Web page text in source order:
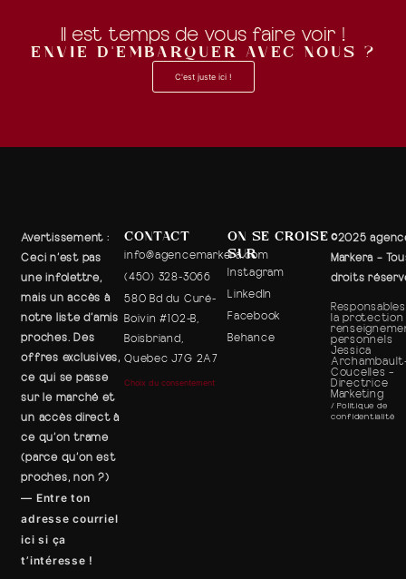
Il est temps de vous faire voir !
ENVIE D'EMBARQUER AVEC NOUS ?
C'est juste ici !
Avertissement :
Ceci n’est pas
une infolettre,
mais un accès à
notre liste d’amis
proches. Des
offres exclusives,
ce qui se passe
sur le marché et
un accès direct à
ce qu’on trame
(parce qu’on est
proches, non ?)
— Entre ton
adresse courriel
ici si ça
t’intéresse !
CONTACT
info@agencemarkera.com
(450) 328-3066
580 Bd du Curé-
Boivin #102-B,
Boisbriand,
Quebec J7G 2A7
Choix du consentement
ON SE CROISE
SUR
Instagram
LinkedIn
Facebook
Behance
©2025
Markera –
droits
la protection
personnels
Jessica
Coucelles –
Directrice
Marketing
/ Politique de
confidentialité